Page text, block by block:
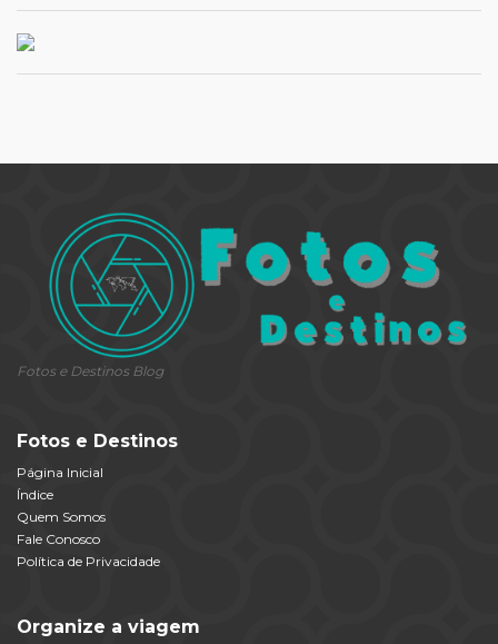
Fotos e Destinos Blog
Fotos e Destinos
Página Inicial
Índice
Quem Somos
Fale Conosco
Política de Privacidade
Organize a viagem